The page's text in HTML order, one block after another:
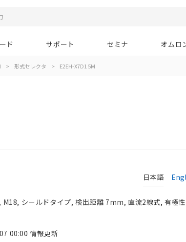
ド サポート セミナ オムロ
> 形式セレクタ > E2EH-X7D1 5M
日本語
シールドタイプ, 検出距離 7mm, 直流2線式, 有極
00:00 情報更新